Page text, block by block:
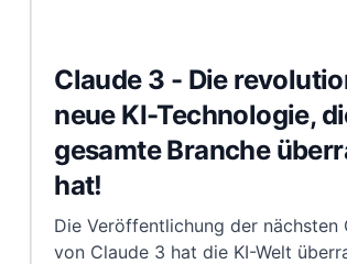
Claude 3 - Die
neue KI-Technologie,
gesamte Branche
hat!
Die Veröffentlichung der nächsten
von Claude 3 hat die KI-Welt